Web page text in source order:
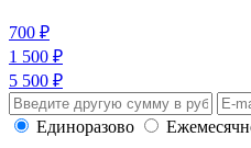
700 ₽
1 500 ₽
5 500 ₽
Единоразово